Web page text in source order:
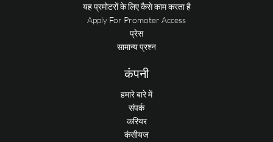
यह प्रमोटरों के लिए कैसे काम करता है
Apply For Promoter Access
प्रेस
सामान्य प्रश्न
कंपनी
हमारे बारे में
संपर्क
करियर
कंसीयज